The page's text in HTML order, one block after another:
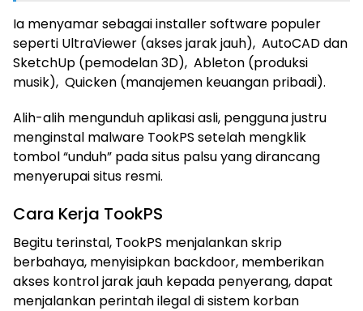
Ia menyamar sebagai installer software populer
seperti UltraViewer (akses jarak jauh), AutoCAD dan
SketchUp (pemodelan 3D), Ableton (produksi
musik), Quicken (manajemen keuangan pribadi).
Alih-alih mengunduh aplikasi asli, pengguna justru
menginstal malware TookPS setelah mengklik
tombol “unduh” pada situs palsu yang dirancang
menyerupai situs resmi.
Cara Kerja TookPS
Begitu terinstal, TookPS menjalankan skrip
berbahaya, menyisipkan backdoor, memberikan
akses kontrol jarak jauh kepada penyerang, dapat
menjalankan perintah ilegal di sistem korban